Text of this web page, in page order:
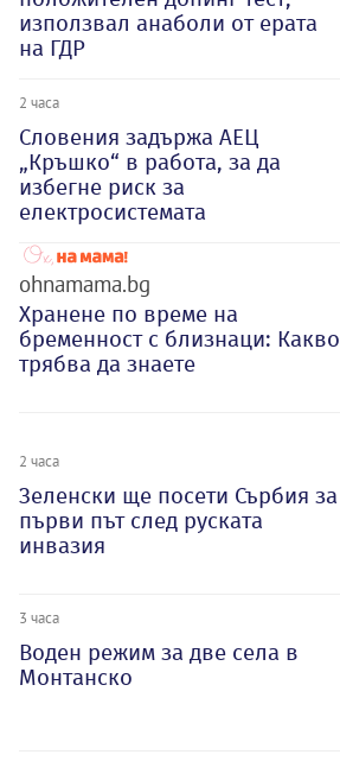
използвал анаболи от ерата
на ГДР
2 часа
Словения задържа АЕЦ
„Кръшко“ в работа, за да
избегне риск за
електросистемата
ohnamama.bg
Хранене по време на
бременност с близнаци: Какво
трябва да знаете
2 часа
Зеленски ще посети Сърбия за
първи път след руската
инвазия
3 часа
Воден режим за две села в
Монтанско